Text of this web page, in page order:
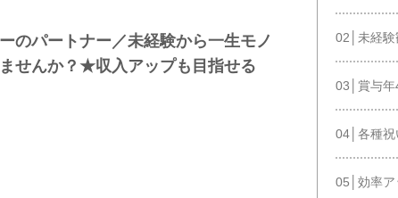
のパートナー／未経験から一生モノ
せんか？★収入アップも目指せる
02│未経
03│賞与
04│各種
05│効率